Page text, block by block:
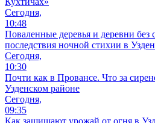
Сегодня,
10:48
Поваленные деревья и деревни без
последствия ночной стихии в
Сегодня,
10:30
Почти как в Провансе. Что за
Узденском районе
Сегодня,
09:35